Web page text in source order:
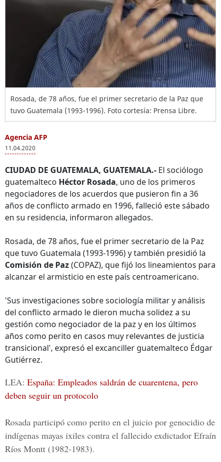
Rosada, de 78 años, fue el primer secretario de la Paz que
tuvo Guatemala (1993-1996). Foto cortesía: Prensa Libre.
Agencia AFP
11.04.2020
CIUDAD DE GUATEMALA, GUATEMALA.- El sociólogo
guatemalteco Héctor Rosada, uno de los primeros
negociadores de los acuerdos que pusieron fin a 36
años de conflicto armado en 1996, falleció este sábado
en su residencia, informaron allegados.
Rosada, de 78 años, fue el primer secretario de la Paz
que tuvo Guatemala (1993-1996) y también presidió la
Comisión de Paz(COPAZ), que fijó los lineamientos para
alcanzar el armisticio en este país centroamericano.
'Sus investigaciones sobre sociología militar y análisis
del conflicto armado le dieron mucha solidez a su
gestión como negociador de la paz y en los últimos
años como perito en casos muy relevantes de justicia
transicional', expresó el excanciller guatemalteco Édgar
Gutiérrez.
LEA: España: Empleados saldrán de cuarentena, pero
deben seguir un protocolo
Rosada participó como perito en el juicio por genocidio de
indígenas mayas ixiles contra el fallecido exdictador Efraín
Ríos Montt (1982-1983).